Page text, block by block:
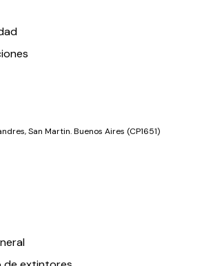
San Martin. Buenos Aires (CP1651)